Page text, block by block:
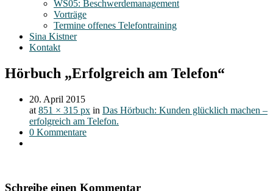
WS05: Beschwerdemanagement
Vorträge
Termine offenes Telefontraining
Sina Kistner
Kontakt
Hörbuch „Erfolgreich am Telefon“
20. April 2015
at 851 × 315 px in Das Hörbuch: Kunden glücklich machen –
erfolgreich am Telefon.
0 Kommentare
Schreibe einen Kommentar